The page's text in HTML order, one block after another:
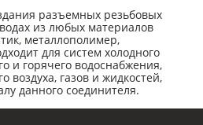
разъемных резьбовых
из любых материалов
металлополимер,
для систем холодного
и горячего водоснабжения,
воздуха, газов и жидкостей,
данного соединителя.